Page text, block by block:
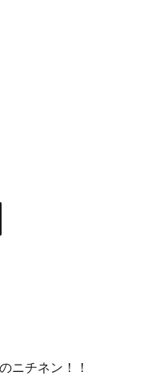
ニチネン！！